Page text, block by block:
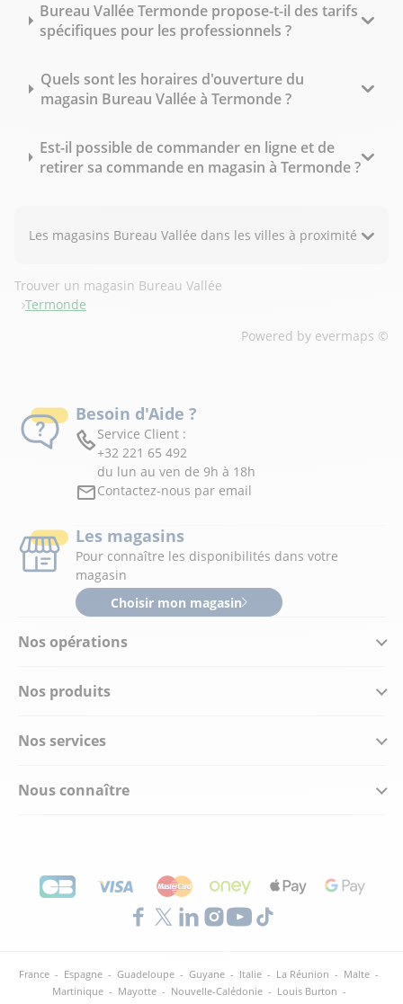
Bureau Vallée Termonde propose-t-il des tarifs
spécifiques pour les professionnels ?
Quels sont les horaires d'ouverture du
magasin Bureau Vallée à Termonde ?
Est-il possible de commander en ligne et de
retirer sa commande en magasin à Termonde ?
Les magasins Bureau Vallée dans les villes à proximité
Trouver un magasin Bureau Vallée
Termonde
Powered by evermaps ©
Nos opérations
Nos produits
Nos services
Nous connaître
Besoin d'Aide ?
Service Client :
+32 221 65 492
du lun au ven de 9h à 18h
Contactez-nous par email
Les magasins
Pour connaître les disponibilités dans votre
magasin
Choisir mon magasin
France - Espagne - Guadeloupe - Guyane - Italie - La Réunion - Malte -
Martinique - Mayotte - Nouvelle-Calédonie - Louis Burton -